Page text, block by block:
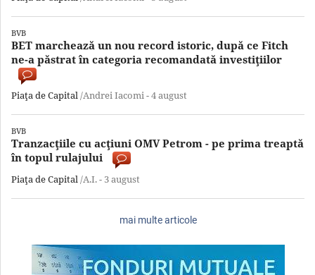
BVB
BET marchează un nou record istoric, după ce Fitch
ne-a păstrat în categoria recomandată investiţiilor
Piaţa de Capital/Andrei Iacomi -4 august
BVB
Tranzacţiile cu acţiuni OMV Petrom - pe prima treaptă
în topul rulajului
Piaţa de Capital/A.I. - 3 august
mai multe articole